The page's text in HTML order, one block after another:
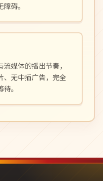
碍。
媒体的播出节奏，
、无中插广告，完全
。